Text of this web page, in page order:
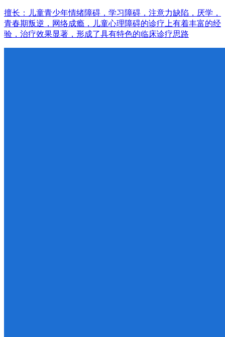
擅长：儿童青少年情绪障碍，学习障碍，注意力缺陷，厌学，
青春期叛逆，网络成瘾，儿童心理障碍的诊疗上有着丰富的经
验，治疗效果显著，形成了具有特色的临床诊疗思路